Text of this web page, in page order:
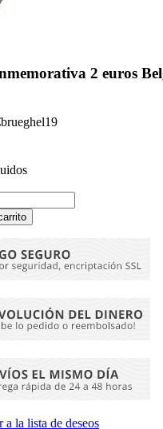
2 euros
a la lista de deseos